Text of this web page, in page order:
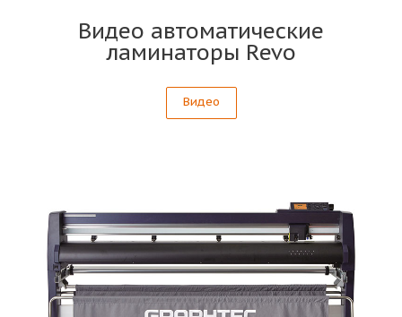
Видео автоматические
ламинаторы Revo
Видео